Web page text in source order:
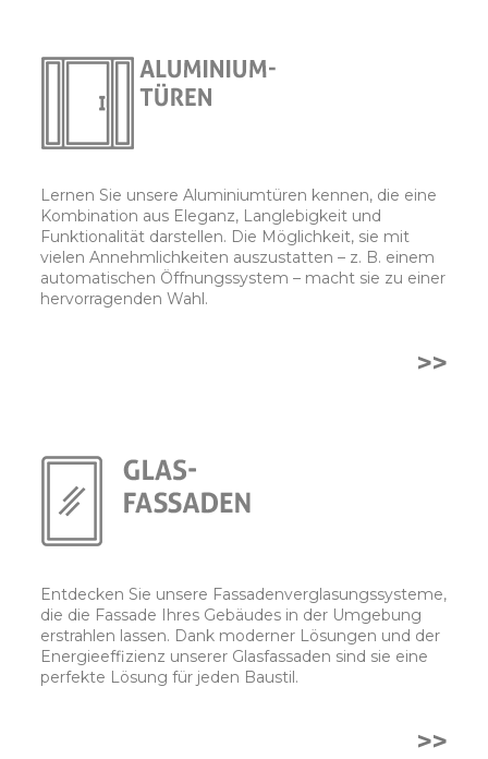
Lernen Sie unsere Aluminiumtüren kennen, die eine
Kombination aus Eleganz, Langlebigkeit und
Funktionalität darstellen. Die Möglichkeit, sie mit
vielen Annehmlichkeiten auszustatten – z. B. einem
automatischen Öffnungssystem – macht sie zu einer
hervorragenden Wahl.
>>
Entdecken Sie unsere Fassadenverglasungssysteme,
die die Fassade Ihres Gebäudes in der Umgebung
erstrahlen lassen. Dank moderner Lösungen und der
Energieeffizienz unserer Glasfassaden sind sie eine
perfekte Lösung für jeden Baustil.
>>